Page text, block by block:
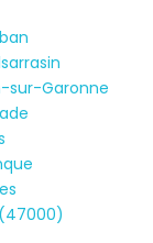
sur-Garonne